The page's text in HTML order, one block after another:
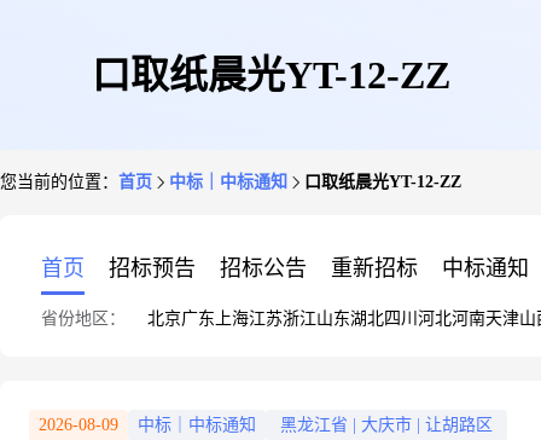
口取纸晨光YT-12-ZZ
您当前的位置： 首页 中标｜中标通知 口取纸晨光YT-12-ZZ
首页 招标预告 招标公告 重新招标 中标通知
省份地区： 北京广东 上海江苏浙江山东湖北四川 河北河南天津山
2026-08-09 中标｜中标通知 黑龙江省 大庆市 让胡路区